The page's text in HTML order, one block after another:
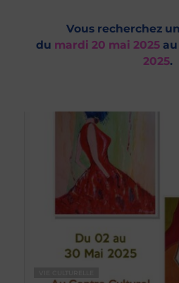
Vous recherchez
du mardi 20 mai 2025 au
2025.